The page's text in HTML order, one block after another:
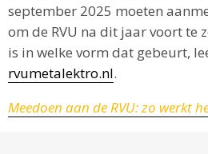
september 2025 moeten
om de RVU na dit jaar voort te
is in welke vorm dat gebeurt,
rvumetalektro.nl.
Meedoen aan de RVU: zo werkt